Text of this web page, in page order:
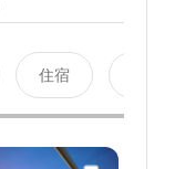
住宿